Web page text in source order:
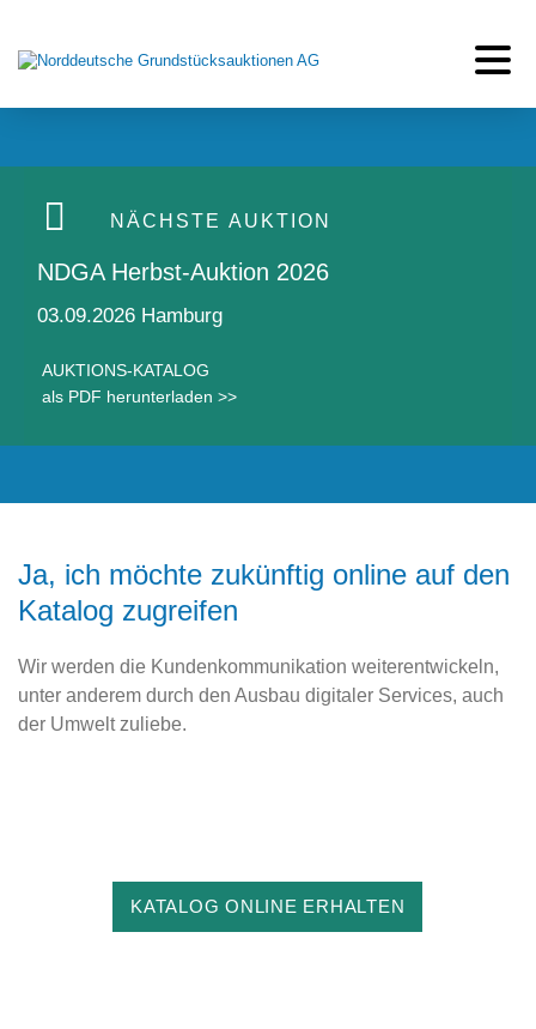
NÄCHSTE AUKTION
NDGA Herbst-Auktion 2026
03.09.2026 Hamburg
AUKTIONS-KATALOG
als PDF herunterladen >>
Ja, ich möchte zukünftig online auf den
Katalog zugreifen
Wir werden die Kundenkommunikation weiterentwickeln,
unter anderem durch den Ausbau digitaler Services, auch
der Umwelt zuliebe.
KATALOG ONLINE ERHALTEN